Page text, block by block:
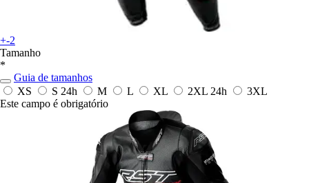
+-2
Tamanho
*
Guia de tamanhos
XS
S 24h M L XL 2XL 24h
3XL
Este campo é obrigatório